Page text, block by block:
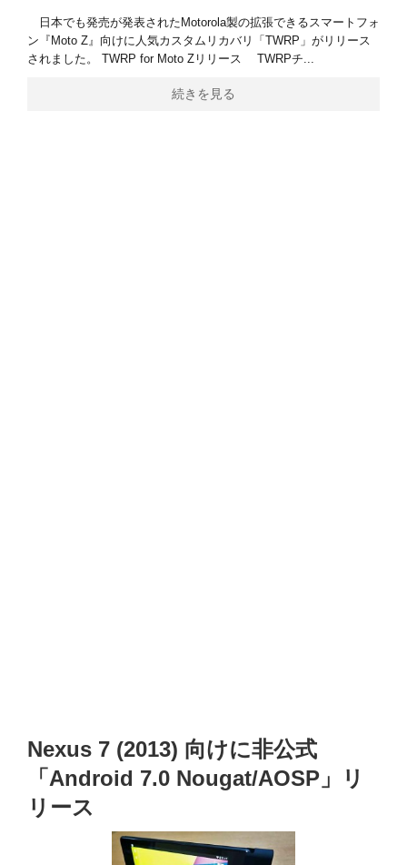
日本でも発売が発表されたMotorola製の拡張できるスマートフォ
ン『Moto Z』向けに人気カスタムリカバリ「TWRP」がリリース
されました。 TWRP for Moto Zリリース TWRPチ...
続きを見る
Nexus 7 (2013) 向けに非公式
「Android 7.0 Nougat/AOSP」リ
リース